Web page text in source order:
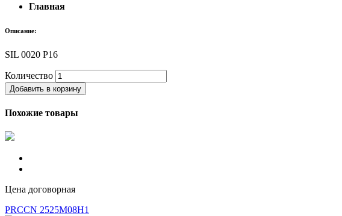
Главная
Описание:
SIL 0020 P16
Количество
Добавить в корзину
Похожие товары
Цена договорная
PRCCN 2525M08H1